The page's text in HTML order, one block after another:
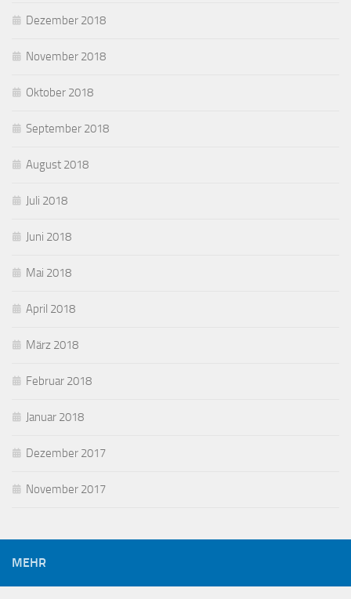
Dezember 2018
November 2018
Oktober 2018
September 2018
August 2018
Juli 2018
Juni 2018
Mai 2018
April 2018
März 2018
Februar 2018
Januar 2018
Dezember 2017
November 2017
MEHR